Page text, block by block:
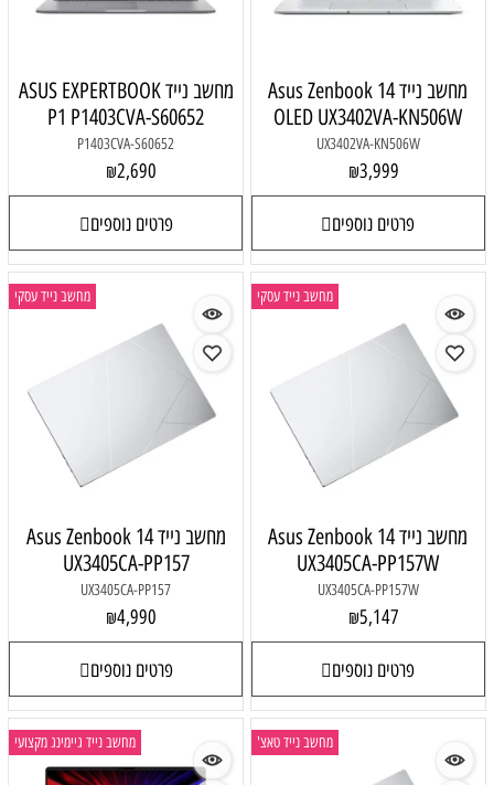
מחשב נייד Asus Zenbook 14
OLED UX3402VA-KN506W
UX3402VA-KN506W
₪3,999
פרטים נוספים
מחשב נייד ASUS EXPERTBOOK
P1 P1403CVA-S60652
P1403CVA-S60652
₪2,690
פרטים נוספים
מחשב נייד עסקי
מחשב נייד Asus Zenbook 14
UX3405CA-PP157W
UX3405CA-PP157W
₪5,147
פרטים נוספים
מחשב נייד עסקי
מחשב נייד Asus Zenbook 14
UX3405CA-PP157
UX3405CA-PP157
₪4,990
פרטים נוספים
מחשב נייד טאצ' מחשב נייד גיימינג מקצועי